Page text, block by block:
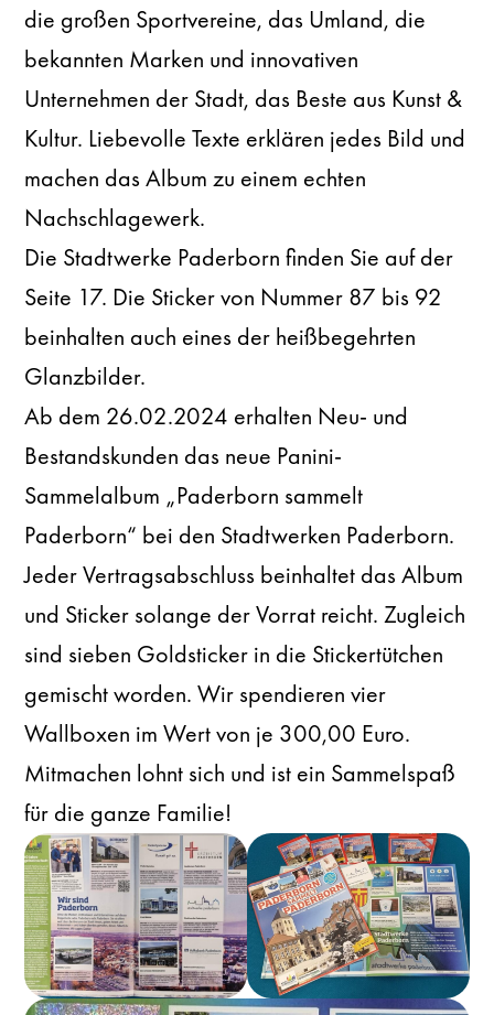
die großen Sportvereine, das Umland, die
bekannten Marken und innovativen
Unternehmen der Stadt, das Beste aus Kunst &
Kultur. Liebevolle Texte erklären jedes Bild und
machen das Album zu einem echten
Nachschlagewerk.
Die Stadtwerke Paderborn finden Sie auf der
Seite 17. Die Sticker von Nummer 87 bis 92
beinhalten auch eines der heißbegehrten
Glanzbilder.
Ab dem 26.02.2024 erhalten Neu- und
Bestandskunden das neue Panini-
Sammelalbum „Paderborn sammelt
Paderborn“ bei den Stadtwerken Paderborn.
Jeder Vertragsabschluss beinhaltet das Album
und Sticker solange der Vorrat reicht. Zugleich
sind sieben Goldsticker in die Stickertütchen
gemischt worden. Wir spendieren vier
Wallboxen im Wert von je 300,00 Euro.
Mitmachen lohnt sich und ist ein Sammelspaß
für die ganze Familie!